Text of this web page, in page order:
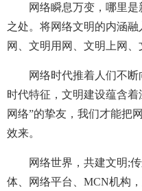
网络瞬息万变，哪里是
之处。将网络文明的内涵
网、文明用网、文明上网、
网络时代推着人们不断
时代特征，文明建设蕴含
网络”的挚友，我们才能把
效来。
网络世界，共建文明;传
体、网络平台、MCN机构